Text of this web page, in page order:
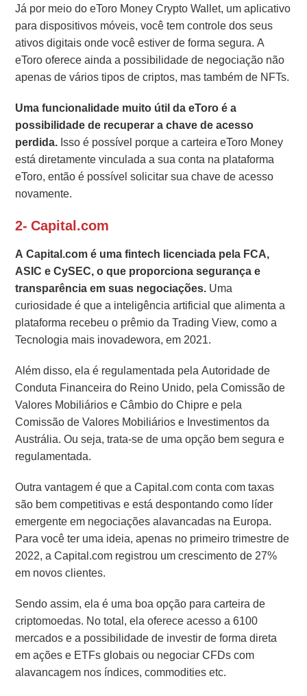
Já por meio do eToro Money Crypto Wallet, um aplicativo
para dispositivos móveis, você tem controle dos seus
ativos digitais onde você estiver de forma segura. A
eToro oferece ainda a possibilidade de negociação não
apenas de vários tipos de criptos, mas também de NFTs.
Uma funcionalidade muito útil da eToro é a
possibilidade de recuperar a chave de acesso
perdida. Isso é possível porque a carteira eToro Money
está diretamente vinculada a sua conta na plataforma
eToro, então é possível solicitar sua chave de acesso
novamente.
2- Capital.com
A Capital.com é uma fintech licenciada pela FCA,
ASIC e CySEC, o que proporciona segurança e
transparência em suas negociações. Uma
curiosidade é que a inteligência artificial que alimenta a
plataforma recebeu o prêmio da Trading View, como a
Tecnologia mais inovadewora, em 2021.
Além disso, ela é regulamentada pela Autoridade de
Conduta Financeira do Reino Unido, pela Comissão de
Valores Mobiliários e Câmbio do Chipre e pela
Comissão de Valores Mobiliários e Investimentos da
Austrália. Ou seja, trata-se de uma opção bem segura e
regulamentada.
Outra vantagem é que a Capital.com conta com taxas
são bem competitivas e está despontando como líder
emergente em negociações alavancadas na Europa.
Para você ter uma ideia, apenas no primeiro trimestre de
2022, a Capital.com registrou um crescimento de 27%
em novos clientes.
Sendo assim, ela é uma boa opção para carteira de
criptomoedas. No total, ela oferece acesso a 6100
mercados e a possibilidade de investir de forma direta
em ações e ETFs globais ou negociar CFDs com
alavancagem nos índices, commodities etc.